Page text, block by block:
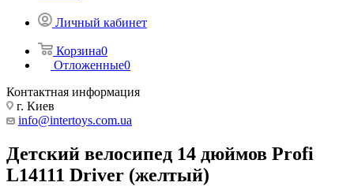
Личный кабинет
Корзина0
Отложенные0
Контактная информация
г. Киев
info@intertoys.com.ua
Детский велосипед 14 дюймов Profi
L14111 Driver (желтый)